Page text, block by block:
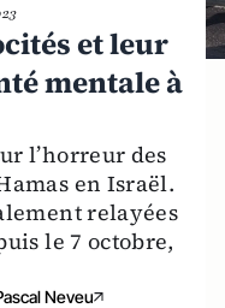
et leur
mentale à
l’horreur des
en Israël.
relayées
le 7 octobre,
Neveu